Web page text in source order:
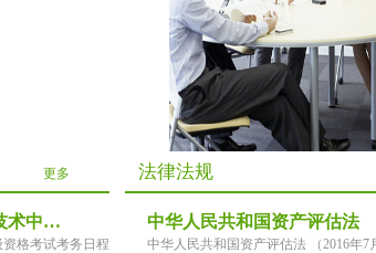
关于粮食流通行政执法办法政策解读
国家发展改革委关于核定雁淮、扎青 特高压直流
发展改革委召开基金支持重大项目建设等和稳经
更多
术中…
格考试考务日程
法律法规
中华人民共和国资产评估法
中华人民共和国资产评估法 （2016年7